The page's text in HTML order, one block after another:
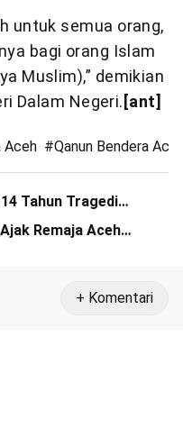
untuk semua orang,
bagi orang Islam
Muslim),” demikian
Dalam Negeri. [ant]
Aceh #Qanun Bendera
Tahun Tragedi
Remaja Aceh
+ Komentari